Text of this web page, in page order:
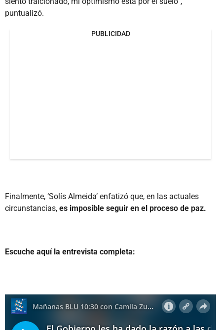
puntualizó.
PUBLICIDAD
Finalmente, ‘Solís Almeida’ enfatizó que, en las actuales
circunstancias, es imposible seguir en el proceso de paz.
Escuche aquí la entrevista completa: